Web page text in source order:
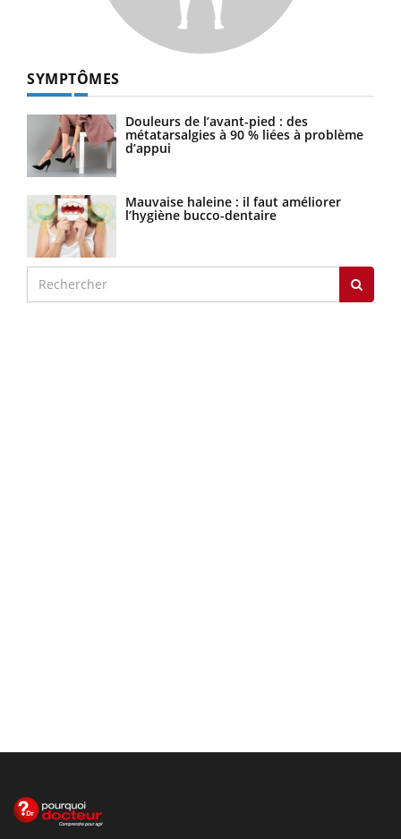
SYMPTÔMES
Douleurs de l’avant-pied : des
métatarsalgies à 90 % liées à problème
d’appui
Mauvaise haleine : il faut améliorer
l’hygiène bucco-dentaire